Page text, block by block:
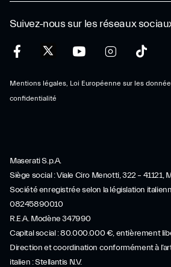
Suivez-nous sur les réseaux
Mentions légales, Loi Européenne sur les
confidentialité
Maserati S.p.A.
Siège social : Viale Ciro Menotti, 322 – 41121,
Société enregistrée selon la législation
08245890010
R.E.A. Modène 347990
Capital social : 80.000.000 €, entièrement
Direction et coordination conformément à
italien : Stellantis N.V.